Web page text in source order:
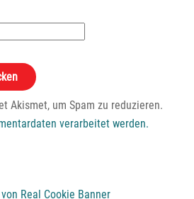
Akismet, um Spam zu reduzieren.
verarbeitet werden.
Real Cookie Banner